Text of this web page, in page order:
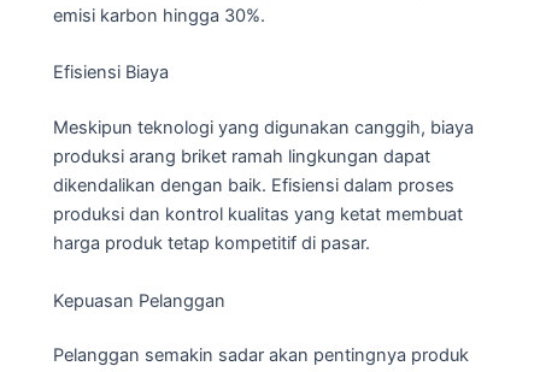
emisi karbon hingga 30%.
Efisiensi Biaya
Meskipun teknologi yang digunakan canggih, biaya
produksi arang briket ramah lingkungan dapat
dikendalikan dengan baik. Efisiensi dalam proses
produksi dan kontrol kualitas yang ketat membuat
harga produk tetap kompetitif di pasar.
Kepuasan Pelanggan
Pelanggan semakin sadar akan pentingnya produk